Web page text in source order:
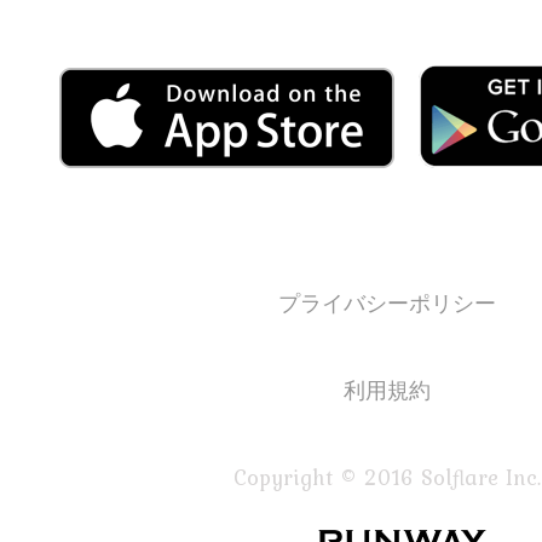
プライバシーポリシー
利用規約
Copyright © 2016 Solflare Inc.